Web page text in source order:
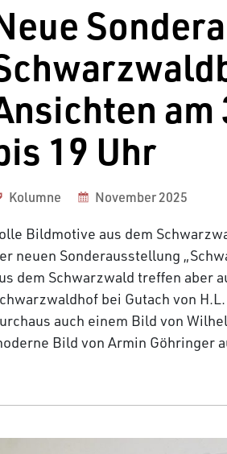
am
19 Uhr
Kolumne November 2025
Bildmotive aus dem
neuen Sonderausstellung
dem Schwarzwald treffen aber
bei Gutach von
auch einem Bild von
Bild von Armin Göhringer